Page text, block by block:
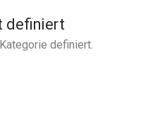
definiert
definiert.